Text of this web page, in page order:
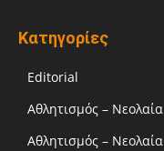
Κατηγορίες
Editorial
Αθλητισμός – Νεολαία
Αθλητισμός – Νεολαία